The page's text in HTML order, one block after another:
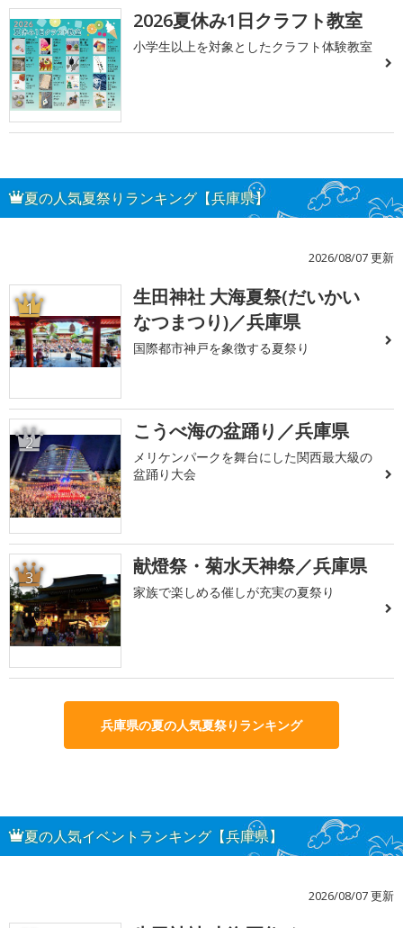
2026夏休み1日クラフト教室
小学生以上を対象としたクラフト体験教室
夏の人気夏祭りランキング【兵庫県】
2026/08/07 更新
1
生田神社 大海夏祭(だいかい
なつまつり)／兵庫県
国際都市神戸を象徴する夏祭り
2 こうべ海の盆踊り／兵庫県
メリケンパークを舞台にした関西最大級の
盆踊り大会
3 献燈祭・菊水天神祭／兵庫県
家族で楽しめる催しが充実の夏祭り
兵庫県の夏の人気夏祭りランキング
夏の人気イベントランキング【兵庫県】
2026/08/07 更新